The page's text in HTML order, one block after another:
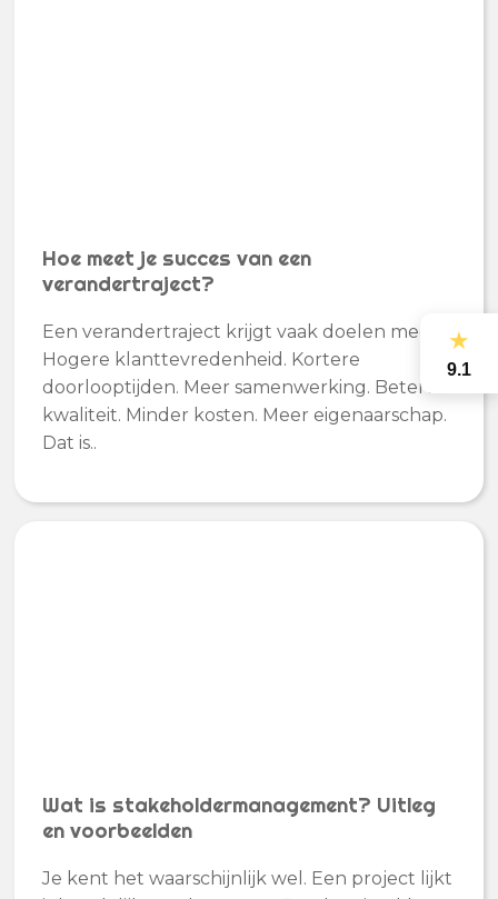
Hoe meet je succes van een
verandertraject?
Een verandertraject krijgt vaak doelen mee.
Hogere klanttevredenheid. Kortere
doorlooptijden. Meer samenwerking. Betere
kwaliteit. Minder kosten. Meer eigenaarschap.
Dat is..
Wat is stakeholdermanagement? Uitleg
en voorbeelden
Je kent het waarschijnlijk wel. Een project lijkt
★
9.1